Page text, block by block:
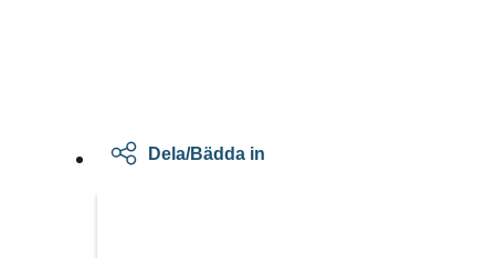
Dela/Bädda in